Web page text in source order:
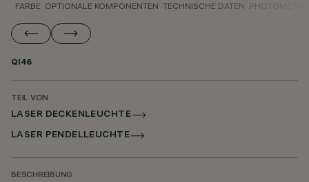
FARBE OPTIONALE KOMPONENTEN TECHNISCHE DATEN
QI46
TEIL VON
LASER DECKENLEUCHTE
LASER PENDELLEUCHTE
BESCHREIBUNG